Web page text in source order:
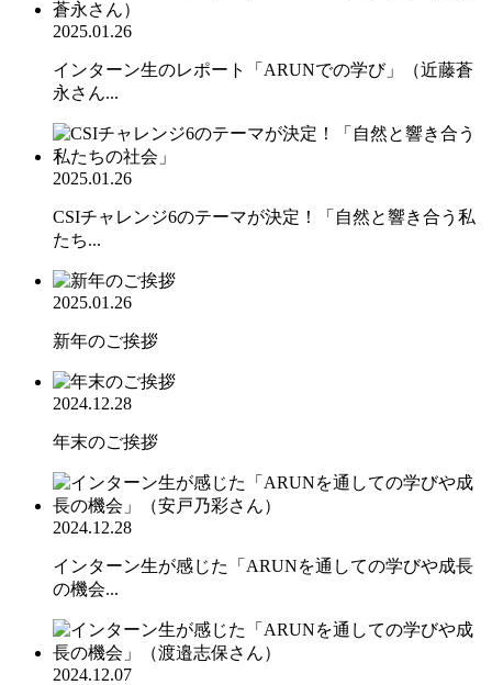
2025.01.26
インターン生のレポート「ARUNでの学び」（近藤蒼
永さん...
2025.01.26
CSIチャレンジ6のテーマが決定！「自然と響き合う私
たち...
2025.01.26
新年のご挨拶
2024.12.28
年末のご挨拶
2024.12.28
インターン生が感じた「ARUNを通しての学びや成長
の機会...
2024.12.07